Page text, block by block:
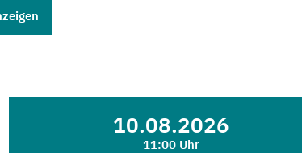
10.08.2026
11:00 Uhr